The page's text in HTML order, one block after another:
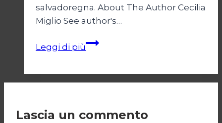
salvadoregna. About The Author Cecilia
Miglio See author's…
Leggi di piùBukele
regime
emergenza/2
Lascia un commento